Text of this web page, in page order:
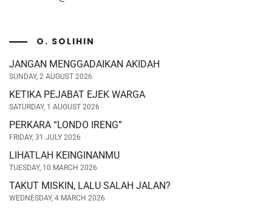
O. SOLIHIN
JANGAN MENGGADAIKAN AKIDAH
SUNDAY, 2 AUGUST 2026
KETIKA PEJABAT EJEK WARGA
SATURDAY, 1 AUGUST 2026
PERKARA “LONDO IRENG”
FRIDAY, 31 JULY 2026
LIHATLAH KEINGINANMU
TUESDAY, 10 MARCH 2026
TAKUT MISKIN, LALU SALAH JALAN?
WEDNESDAY, 4 MARCH 2026